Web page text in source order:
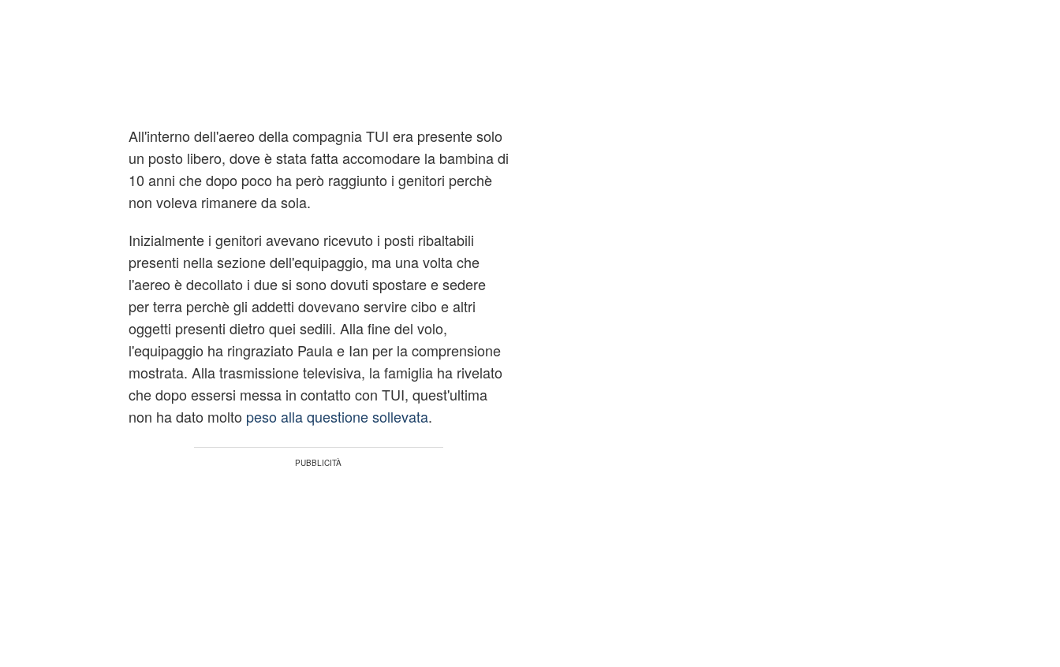
All'interno dell'aereo della compagnia TUI era presente solo
un posto libero, dove è stata fatta accomodare la bambina di
10 anni che dopo poco ha però raggiunto i genitori perchè
non voleva rimanere da sola.
Inizialmente i genitori avevano ricevuto i posti ribaltabili
presenti nella sezione dell'equipaggio, ma una volta che
l'aereo è decollato i due si sono dovuti spostare e sedere
per terra perchè gli addetti dovevano servire cibo e altri
oggetti presenti dietro quei sedili. Alla fine del volo,
l'equipaggio ha ringraziato Paula e Ian per la comprensione
mostrata. Alla trasmissione televisiva, la famiglia ha rivelato
che dopo essersi messa in contatto con TUI, quest'ultima
non ha dato molto peso alla questione sollevata.